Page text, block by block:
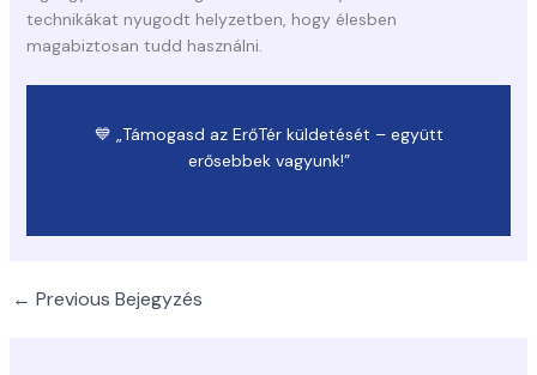
technikákat nyugodt helyzetben, hogy élesben
magabiztosan tudd használni.
💙 „Támogasd az ErőTér küldetését – együtt
erősebbek vagyunk!”
← Previous Bejegyzés